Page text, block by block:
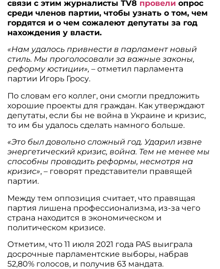
связи с этим журналисты TV8 провели опрос
среди членов партии, чтобы узнать о том, чем
гордятся и о чем сожалеют депутаты за год
нахождения у власти.
«Нам удалось привнести в парламент новый
стиль. Мы проголосовали за важные законы,
реформу юстиции»,– отметил парламента
партии Игорь Гросу.
По словам его коллег, они смогли предложить
хорошие проекты для граждан. Как утверждают
депутаты, если бы не война в Украине и кризис,
то им бы удалось сделать намного больше.
«Это был довольно сложный год. Ударил извне
энергетический кризис, война. Тем не менее мы
способны проводить реформы, несмотря на
кризис», – говорят представители правящей
партии.
Между тем оппозиция считает, что правящая
партия лишена профессионализма, из-за чего
страна находится в экономическом и
политическом кризисе.
Отметим, что 11 июля 2021 года PAS выиграла
досрочные парламентские выборы, набрав
52,80% голосов, и получив 63 мандата.